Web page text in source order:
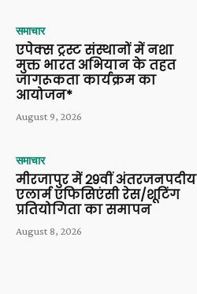
समाचार
एपेक्स ट्रस्ट संस्थानों में नशा
मुक्त भारत अभियान के तहत
जागरूकता कार्यक्रम का
आयोजन*
August 9, 2026
समाचार
मीरजापुर में 29वीं अंतरजनपदीय
एलार्म एफिसिएंसी रेस/शूटिंग
प्रतियोगिता का समापन
August 8, 2026